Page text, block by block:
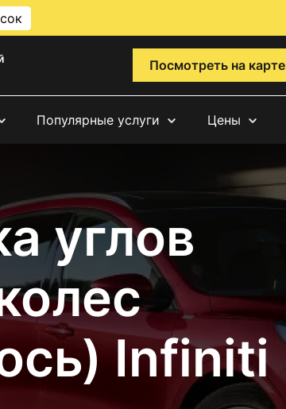
Посмотреть на карте
Популярные услуги Цены
углов
Infiniti